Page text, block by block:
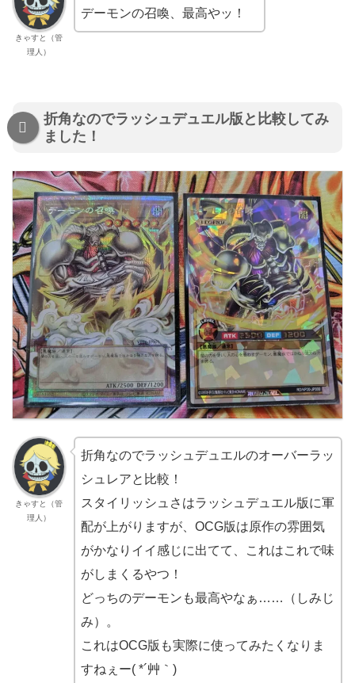
きゃすと（管
理人）
デーモンの召喚、最高やッ！
折角なのでラッシュデュエル版と比較してみ
ました！
きゃすと（管
理人）
折角なのでラッシュデュエルのオーバーラッ
シュレアと比較！
スタイリッシュさはラッシュデュエル版に軍
配が上がりますが、OCG版は原作の雰囲気
がかなりイイ感じに出てて、これはこれで味
がしまくるやつ！
どっちのデーモンも最高やなぁ……（しみじ
み）。
これはOCG版も実際に使ってみたくなりま
すねぇー( *´艸｀)